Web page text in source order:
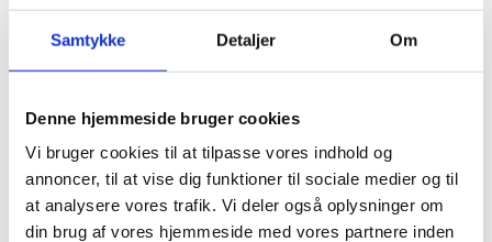
Samtykke Detaljer Om
Denne hjemmeside bruger cookies
Vi bruger cookies til at tilpasse vores indhold og
annoncer, til at vise dig funktioner til sociale medier og til
at analysere vores trafik. Vi deler også oplysninger om
din brug af vores hjemmeside med vores partnere inden
Privat
Renovering af hus
Renovering af lejlighed
Tilbygning
Badeværelse
Erhverv
Referencer
Om os
Nyheder
Kontakt